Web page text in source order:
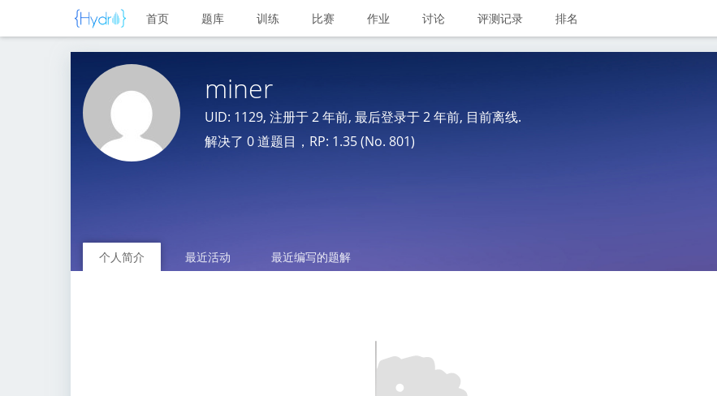
首页 题库 训练 比赛 作业 讨论 评测记录 排名
miner
UID: 1129, 注册于2 年前, 最后登录于2 年前, 目前离线.
解决了 0 道题目，RP: 1.35 (No. 801)
个人简介 最近活动 最近编写的题解